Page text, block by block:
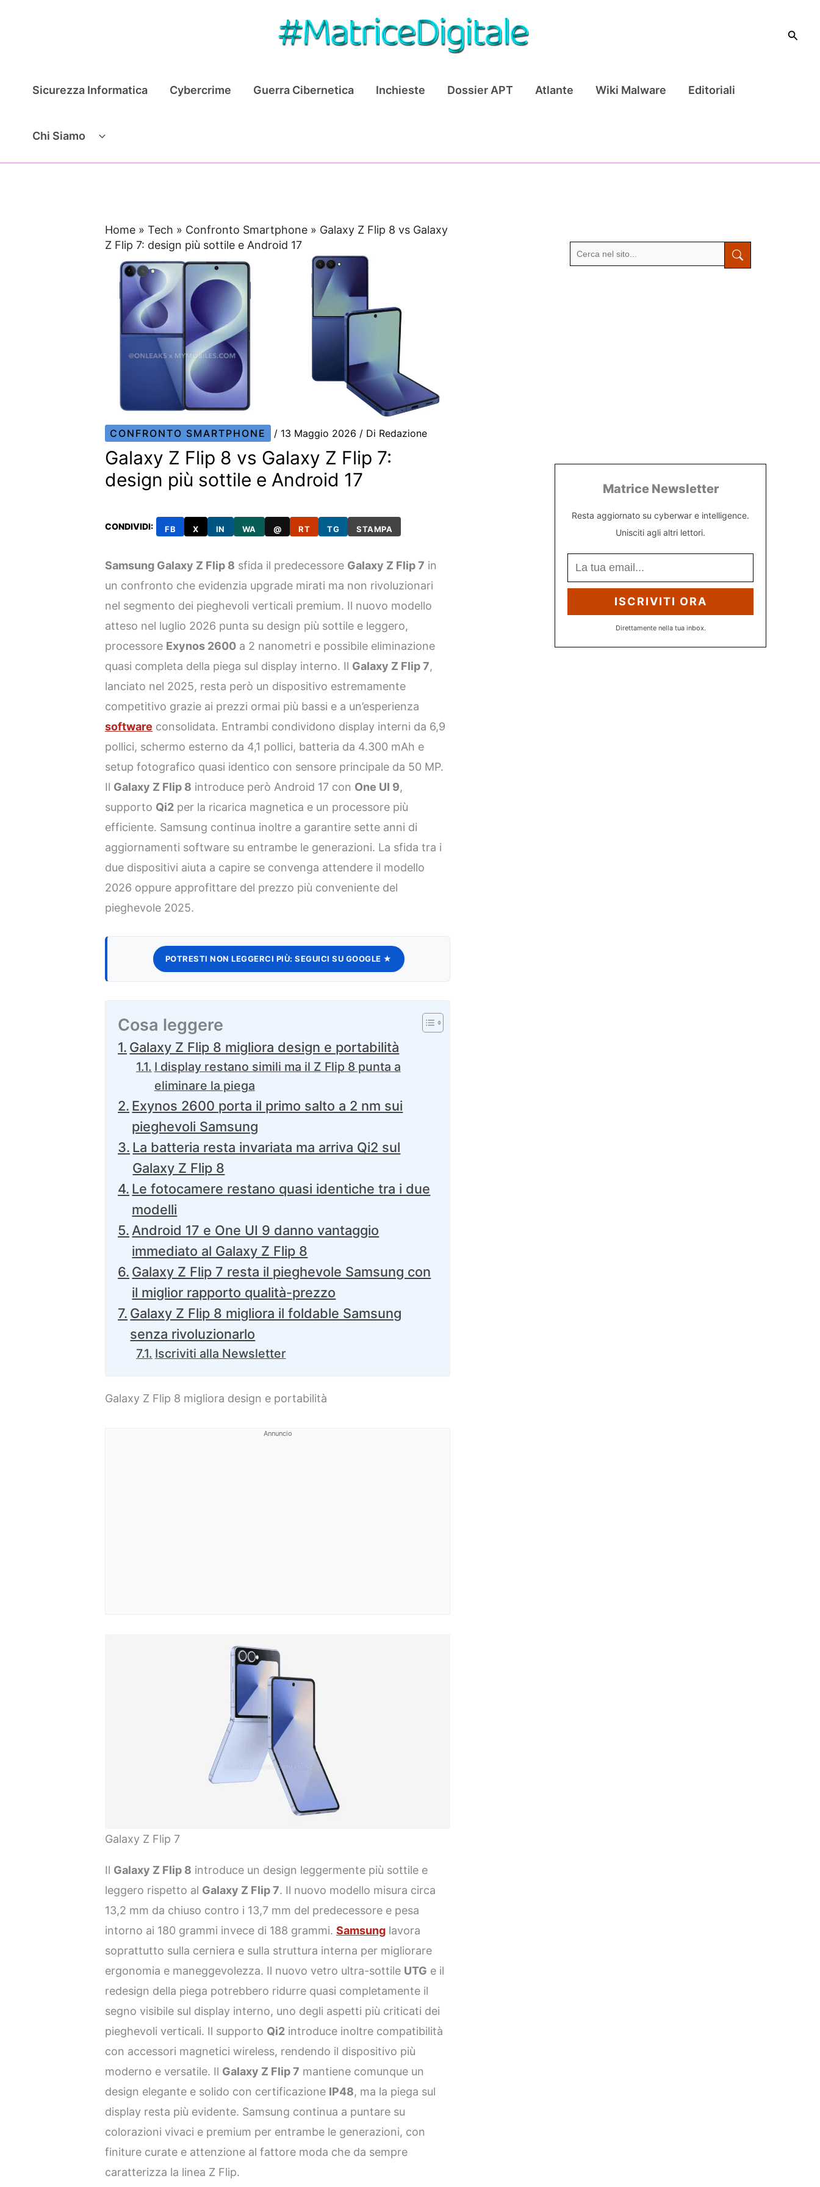
Cerca
Sicurezza Informatica Cybercrime Guerra Cibernetica Inchieste Dossier APT Atlante Wiki Malware Editoriali
Chi Siamo
Home »Tech » Confronto Smartphone » Galaxy Z Flip 8 vs Galaxy
Z Flip 7: design più sottile e Android 17
CONFRONTO SMARTPHONE / 13 Maggio 2026 / Di Redazione
Galaxy Z Flip 8 vs Galaxy Z Flip 7:
design più sottile e Android 17
CONDIVIDI: FB X IN WA @ RT TG STAMPA
Samsung Galaxy Z Flip 8 sfida il predecessore Galaxy Z Flip 7 in
un confronto che evidenzia upgrade mirati ma non rivoluzionari
nel segmento dei pieghevoli verticali premium. Il nuovo modello
atteso nel luglio 2026 punta su design più sottile e leggero,
processore Exynos 2600 a 2 nanometri e possibile eliminazione
quasi completa della piega sul display interno. Il Galaxy Z Flip 7,
lanciato nel 2025, resta però un dispositivo estremamente
competitivo grazie ai prezzi ormai più bassi e a un’esperienza
software consolidata. Entrambi condividono display interni da 6,9
pollici, schermo esterno da 4,1 pollici, batteria da 4.300 mAh e
setup fotografico quasi identico con sensore principale da 50 MP.
Il Galaxy Z Flip 8 introduce però Android 17 con One UI 9,
supporto Qi2 per la ricarica magnetica e un processore più
efficiente. Samsung continua inoltre a garantire sette anni di
aggiornamenti software su entrambe le generazioni. La sfida tra i
due dispositivi aiuta a capire se convenga attendere il modello
2026 oppure approfittare del prezzo più conveniente del
pieghevole 2025.
POTRESTI NON LEGGERCI PIÙ: SEGUICI SU GOOGLE ★
Cosa leggere
Galaxy Z Flip 8 migliora design e portabilità
I display restano simili ma il Z Flip 8 punta a
eliminare la piega
Exynos 2600 porta il primo salto a 2 nm sui
pieghevoli Samsung
La batteria resta invariata ma arriva Qi2 sul
Galaxy Z Flip 8
Le fotocamere restano quasi identiche tra i due
modelli
Android 17 e One UI 9 danno vantaggio
immediato al Galaxy Z Flip 8
Galaxy Z Flip 7 resta il pieghevole Samsung con
il miglior rapporto qualità-prezzo
Galaxy Z Flip 8 migliora il foldable Samsung
senza rivoluzionarlo
Iscriviti alla Newsletter
Galaxy Z Flip 8 migliora design e portabilità
Annuncio
Galaxy Z Flip 7
Il Galaxy Z Flip 8 introduce un design leggermente più sottile e
leggero rispetto al Galaxy Z Flip 7. Il nuovo modello misura circa
13,2 mm da chiuso contro i 13,7 mm del predecessore e pesa
intorno ai 180 grammi invece di 188 grammi.Samsung lavora
soprattutto sulla cerniera e sulla struttura interna per migliorare
ergonomia e maneggevolezza. Il nuovo vetro ultra-sottile UTG e il
redesign della piega potrebbero ridurre quasi completamente il
segno visibile sul display interno, uno degli aspetti più criticati dei
pieghevoli verticali. Il supporto Qi2 introduce inoltre compatibilità
con accessori magnetici wireless, rendendo il dispositivo più
moderno e versatile. Il Galaxy Z Flip 7 mantiene comunque un
design elegante e solido con certificazione IP48, ma la piega sul
display resta più evidente. Samsung continua a puntare su
colorazioni vivaci e premium per entrambe le generazioni, con
finiture curate e attenzione al fattore moda che da sempre
caratterizza la linea Z Flip.
Matrice Newsletter
Resta aggiornato su cyberwar e intelligence.
Unisciti agli altri lettori.
ISCRIVITI ORA
Direttamente nella tua inbox.